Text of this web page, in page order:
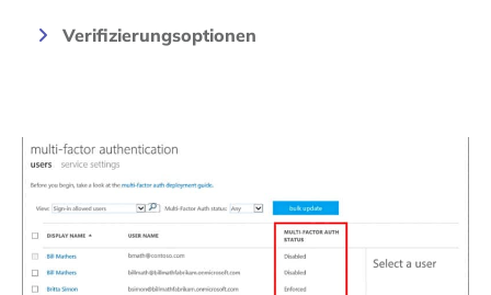
Verifizierungsoptionen